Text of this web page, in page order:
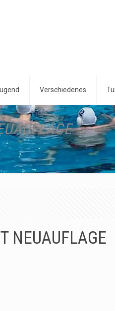
Verschiedenes
NEUAUFLAGE